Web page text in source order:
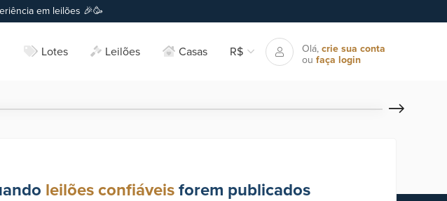
em leilões 🎉🥳
Lotes Leilões Casas R$ Olá, crie sua conta
ou faça login
leilões confiáveis forem publicados